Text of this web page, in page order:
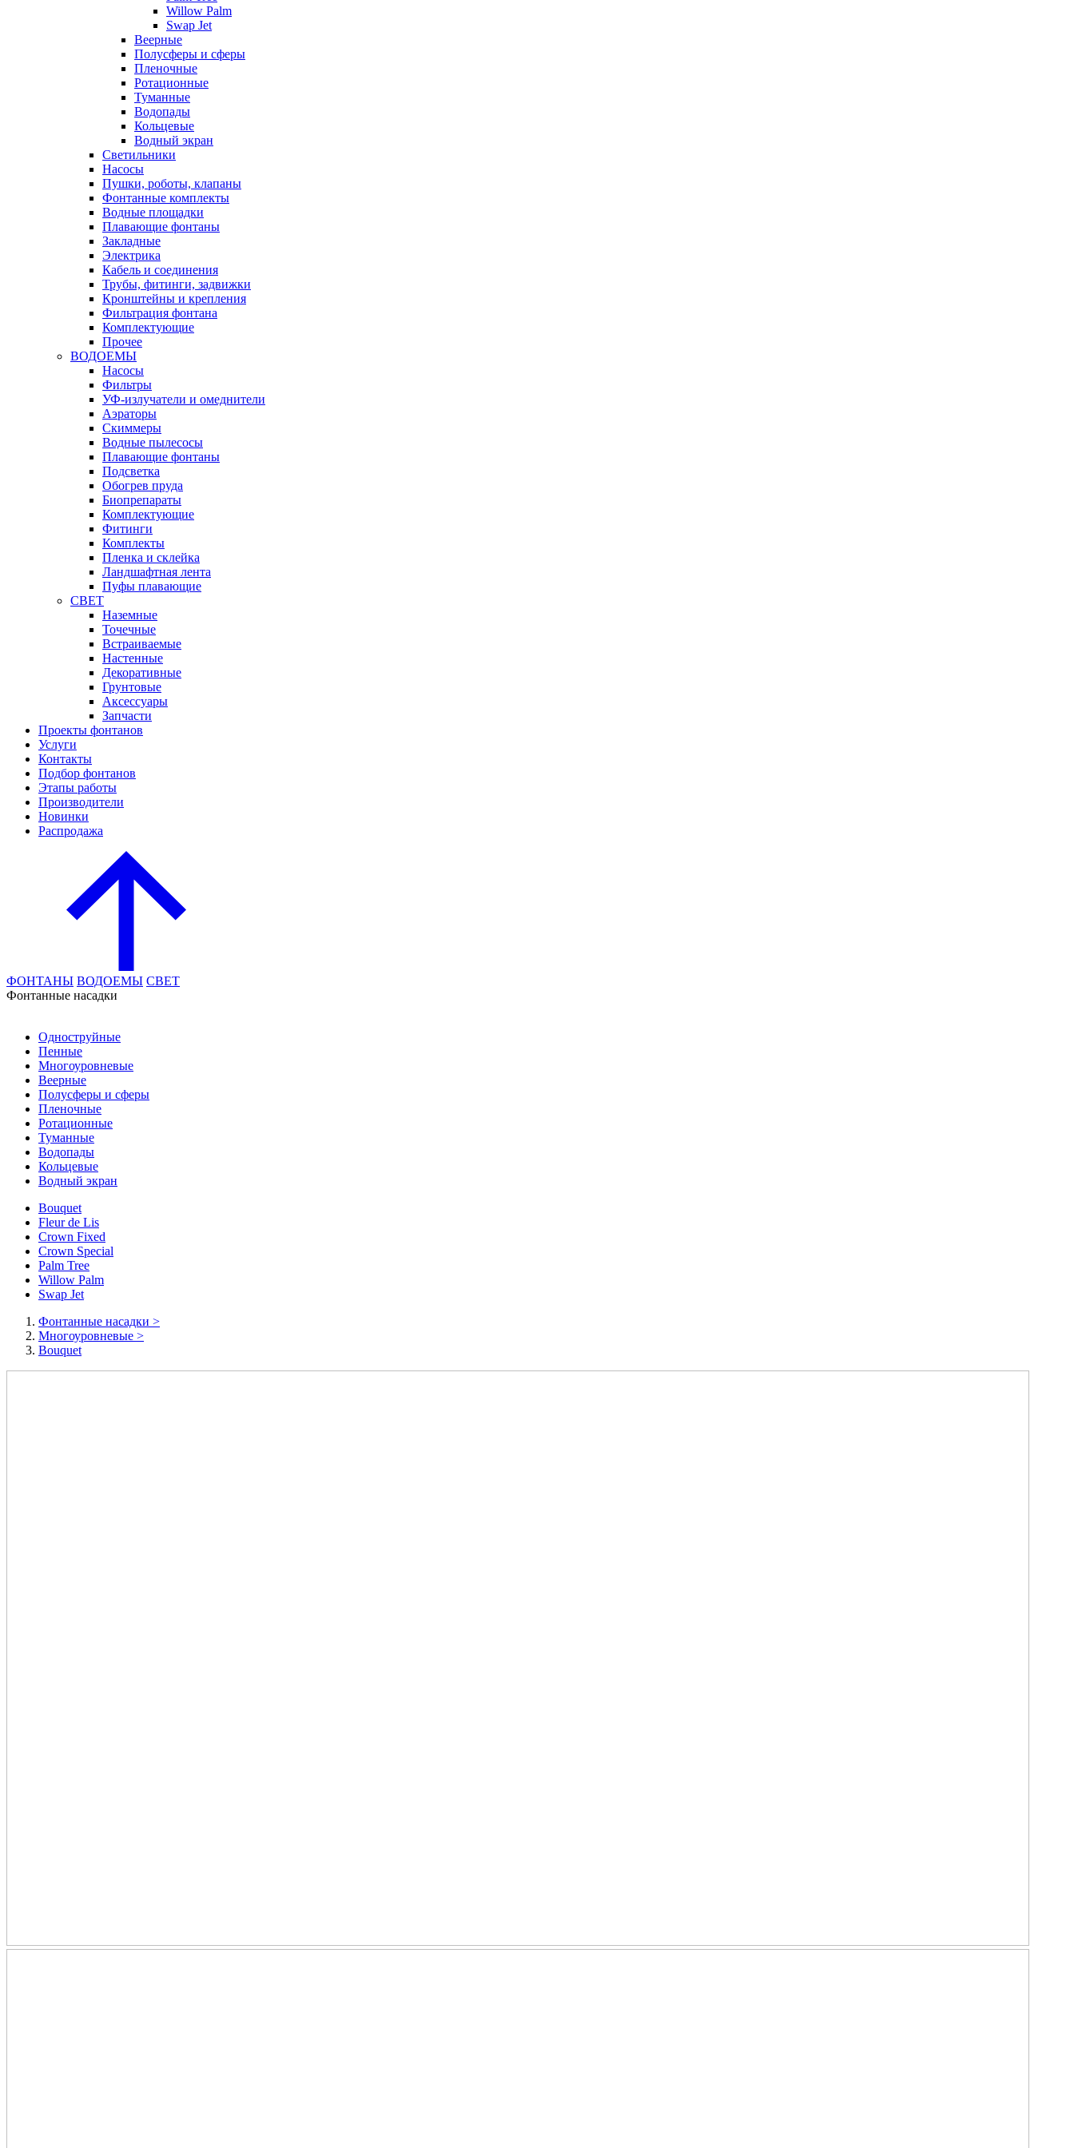
Willow Palm
Swap Jet
Веерные
Полусферы и сферы
Пленочные
Ротационные
Туманные
Водопады
Кольцевые
Водный экран
Cветильники
Насосы
Пушки, роботы, клапаны
Фонтанные комплекты
Водные площадки
Плавающие фонтаны
Закладные
Электрика
Кабель и соединения
Трубы, фитинги, задвижки
Кронштейны и крепления
Фильтрация фонтана
Комплектующие
Прочее
ВОДОЕМЫ
Насосы
Фильтры
УФ-излучатели и омеднители
Аэраторы
Cкиммеры
Водные пылесосы
Плавающие фонтаны
Подсветка
Обогрев пруда
Биопрепараты
Комплектующие
Фитинги
Комплекты
Пленка и склейка
Ландшафтная лента
Пуфы плавающие
СВЕТ
Наземные
Точечные
Встраиваемые
Настенные
Декоративные
Грунтовые
Аксессуары
Запчасти
Проекты фонтанов
Услуги
Контакты
Подбор фонтанов
Этапы работы
Производители
Новинки
Распродажа
ФОНТАНЫ ВОДОЕМЫ СВЕТ
Фонтанные насадки
Одноструйные
Пенные
Многоуровневые
Веерные
Полусферы и сферы
Пленочные
Ротационные
Туманные
Водопады
Кольцевые
Водный экран
Bouquet
Fleur de Lis
Crown Fixed
Crown Special
Palm Tree
Willow Palm
Swap Jet
Фонтанные насадки >
Многоуровневые >
Bouquet